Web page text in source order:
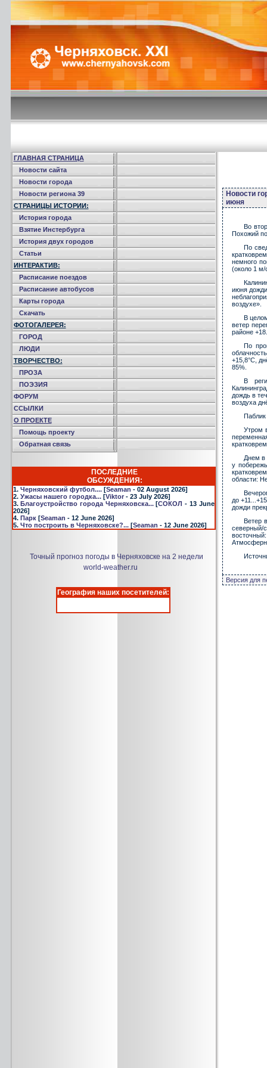
ГЛАВНАЯ СТРАНИЦА
Новости сайта
Новости города
Новости региона 39
СТРАНИЦЫ ИСТОРИИ:
История города
Взятие Инстербурга
История двух городов
Статьи
ИНТЕРАКТИВ:
Расписание поездов
Расписание автобусов
Карты города
Скачать
ФОТОГАЛЕРЕЯ:
ГОРОД
ЛЮДИ
ТВОРЧЕСТВО:
ПРОЗА
ПОЭЗИЯ
ФОРУМ
ССЫЛКИ
О ПРОЕКТЕ
Помощь проекту
Обратная связь
ПОСЛЕДНИЕ
ОБСУЖДЕНИЯ:
1. Черняховский футбол....[Seaman - 02 August 2026]
2. Ужасы нашего городка...[Viktor- 23 July 2026]
3.Благоустройство города Черняховска...[СОКОЛ - 13 June
2026]
4. Парк[Seaman - 12 June 2026]
5. Что построить в Черняховске?...[Seaman - 12 June 2026]
Точный прогноз погоды в Черняховске на 2 недели
world-weather.ru
География наших посетителей:
Новости
июня
Во
Похожий
По
немного
(около 1 м/
июня
воздухе».
В
ветер
районе
По
+15,8°С,
85%.
В
дождь в
воздуха
Паблик
Утром
Днем в
у
области:
до
дожди
Ветер
Версия для